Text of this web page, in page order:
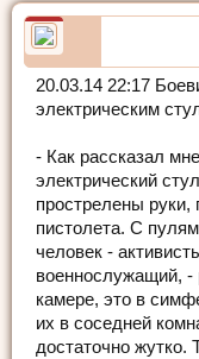
20.03.14 22:17
электрическим
- Как рассказал
электрический
прострелены руки,
пистолета. С
человек -
военнослужащий, -
камере, это в
их в соседней
достаточно жутко.